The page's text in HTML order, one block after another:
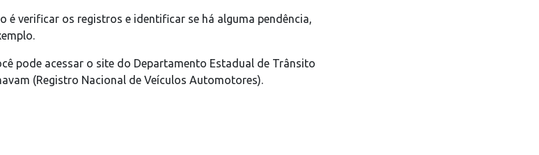
é verificar os registros e identificar se há alguma pendência,
pode acessar o site do Departamento Estadual de Trânsito
(Registro Nacional de Veículos Automotores).